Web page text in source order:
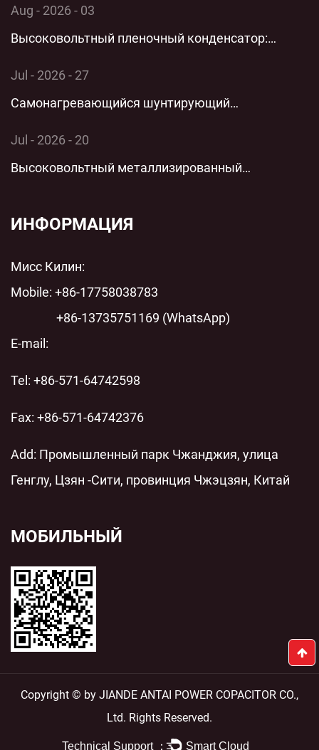
Aug - 2026 - 03
Высоковольтный пленочный конденсатор:
Jul - 2026 - 27
Самонагревающийся шунтирующий
защиты для современных энергосистем
Jul - 2026 - 20
Высоковольтный металлизированный
пленочный конденсатор переменного тока с
современных энергосистем
ИНФОРМАЦИЯ
Мисс Килин:
Mobile: +86-17758038783
+86-13735751169 (WhatsApp)
E-mail:
Tel: +86-571-64742598
Fax: +86-571-64742376
Add: Промышленный парк Чжанджия, улица
Генглу, Цзян -Сити, провинция Чжэцзян, Китай
МОБИЛЬНЫЙ
Copyright © by JIANDE ANTAI POWER COPACITOR CO.,
Ltd. Rights Reserved.
Technical Support ： Smart Cloud